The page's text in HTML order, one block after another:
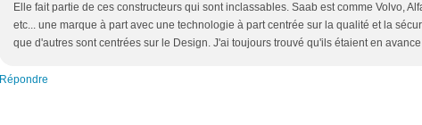
Elle fait partie de ces constructeurs qui sont inclassables. Saab est comme Volvo,
etc... une marque à part avec une technologie à part centrée sur la qualité et la
que d'autres sont centrées sur le Design. J'ai toujours trouvé qu'ils étaient en
Répondre